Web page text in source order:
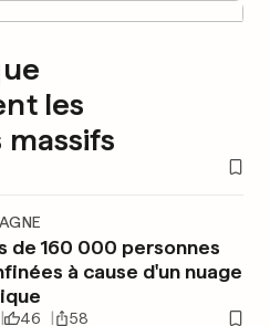
les
de 160 000 personnes
à cause d'un nuage
46 58